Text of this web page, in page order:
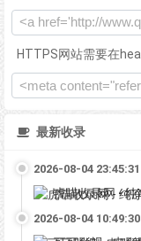
HTTPS网站需要在
最新收录
2026-08-04 23:45:31
虎喵收录网 -
2026-08-04 10:49:30